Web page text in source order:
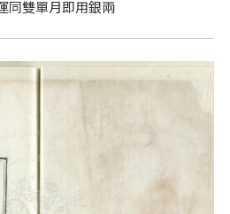
同雙單月即用銀兩